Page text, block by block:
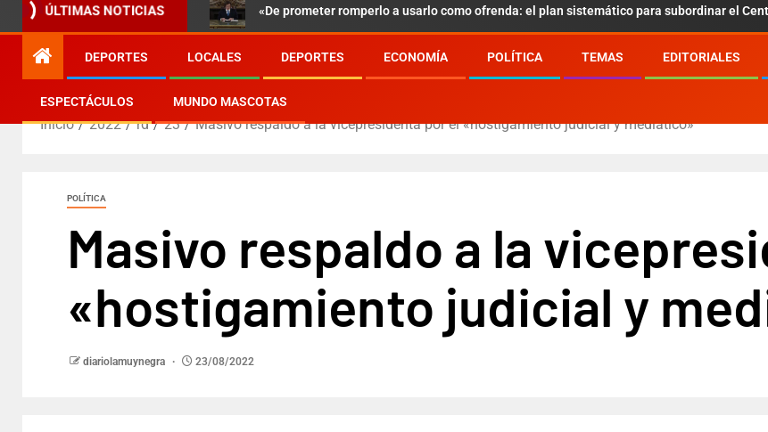
ÚLTIMAS NOTICIAS «De prometer romperlo a usarlo como ofrenda: el plan sistemático para subordinar el
DEPORTES LOCALES DEPORTES ECONOMÍA POLÍTICA TEMAS EDITORIALES
ESPECTÁCULOS MUNDO MASCOTAS
Inicio 2022 rd 23 Masivo respaldo a la vicepresidenta por el «hostigamiento judicial y mediático»
POLÍTICA
Masivo respaldo a la
«hostigamiento judicial y
diariolamuynegra 23/08/2022